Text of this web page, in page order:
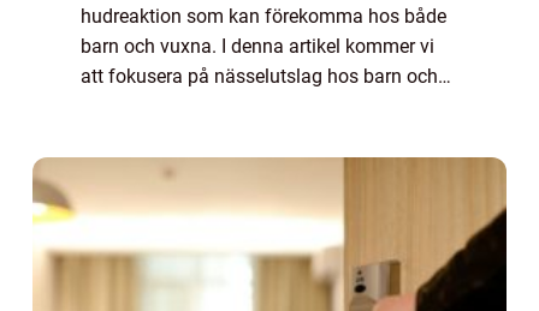
hudreaktion som kan förekomma hos både
barn och vuxna. I denna artikel kommer vi
att fokusera på nässelutslag hos barn och